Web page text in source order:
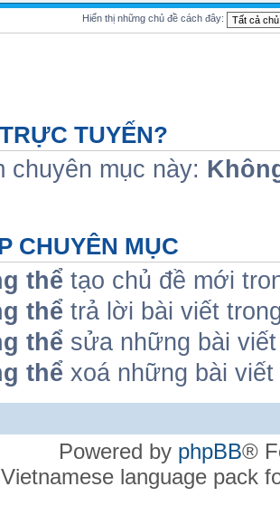
Hiển thị những chủ đề cách đây:
TUYẾN?
chuyên mục này:
CHUYÊN MỤC
thể tạo chủ đề mới
thể trả lời bài viết
thể sửa những bài
thể xoá những bài
Powered by phpBB®
Vietnamese language pack